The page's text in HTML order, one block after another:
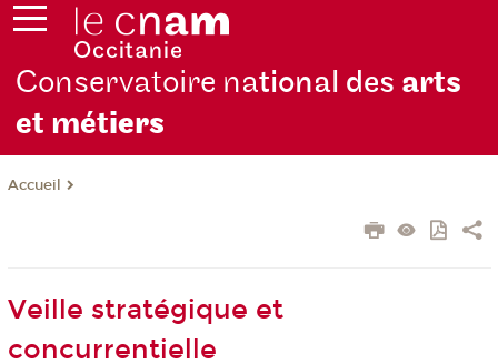
Conservatoire national des arts
et métiers
Accueil
Veille stratégique et
concurrentielle